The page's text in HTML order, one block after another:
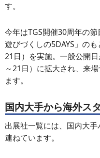
す。
今年はTGS開催30周年の節
遊びづくしの5DAYS」の
21日）を実施。一般公開
～21日）に拡大され、来
ます。
国内大手から海外ス
出展社一覧には、国内大
連ねています。